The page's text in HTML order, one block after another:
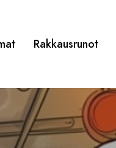
Rakkausrunot